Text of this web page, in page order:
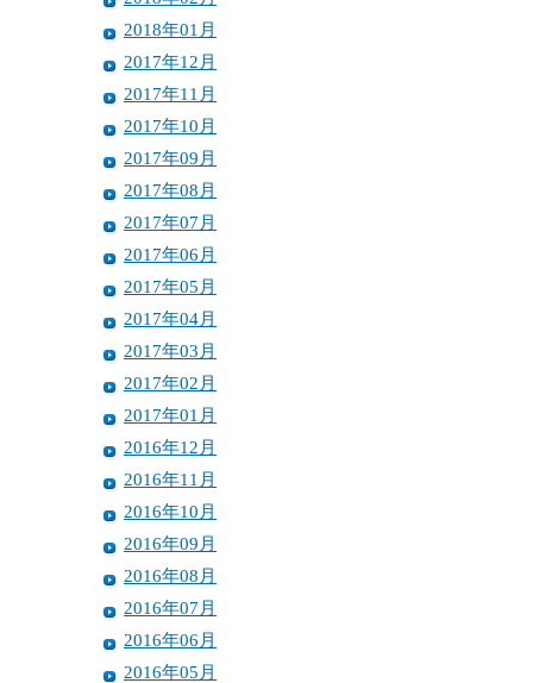
2018年01月
2017年12月
2017年11月
2017年10月
2017年09月
2017年08月
2017年07月
2017年06月
2017年05月
2017年04月
2017年03月
2017年02月
2017年01月
2016年12月
2016年11月
2016年10月
2016年09月
2016年08月
2016年07月
2016年06月
2016年05月